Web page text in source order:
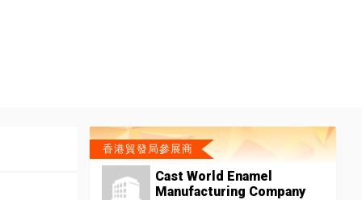
香港貿發局參展商
Cast World Enamel
Manufacturing Company